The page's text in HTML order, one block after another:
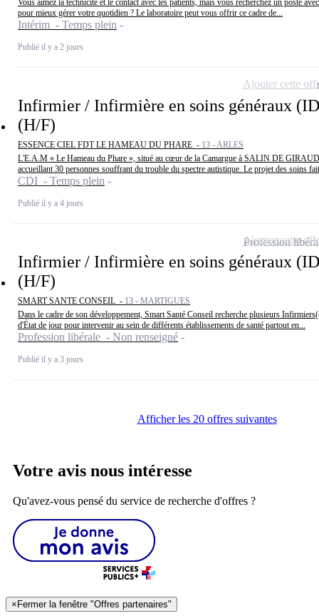
Vous aimez la technicité et le contact avec les patients, mais vous recherchez un poste
pour mieux gérer votre quotidien ? Le laboratoire peut vous offrir ce cadre de...
Intérim - Temps plein
Publié il y a 2 jours
Infirmier / Infirmière en soins généraux
(H/F)
ESSENCE CIEL FDT LE HAMEAU DU PHARE - 13 - ARLES
L'E.A.M « Le Hameau du Phare », situé au cœur de la Camargue à SALIN DE GIRAUD
accueillant 30 personnes souffrant du trouble du spectre autistique. Le projet des soins
CDI - Temps plein
Publié il y a 4 jours
Ajouter cette
Infirmier / Infirmière en soins généraux
(H/F)
SMART SANTE CONSEIL - 13 - MARTIGUES
Dans le cadre de son développement, Smart Santé Conseil recherche plusieurs
d'État de jour pour intervenir au sein de différents établissements de santé partout en...
Profession libérale - Non renseigné
Publié il y a 3 jours
Profession
Ajouter cette
Afficher les 20 offres suivantes
Votre avis nous intéresse
Qu'avez-vous pensé du service de recherche d'offres ?
×Fermer la fenêtre "Offres partenaires"